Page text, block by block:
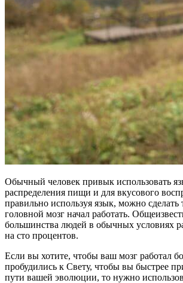
Обычный человек привык использовать
распределения пищи и для вкусового
правильно используя язык, можно сделать
головной мозг начал работать.
большинства людей в обычных условиях
на сто процентов.
Если вы хотите, чтобы ваш мозг работал
пробудились к Свету, чтобы вы быстрее
пути вашей эволюции, то нужно